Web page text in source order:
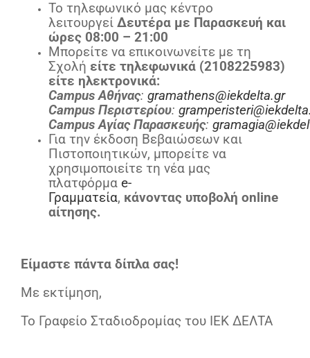
Το τηλεφωνικό μας κέντρο
λειτουργεί Δευτέρα με Παρασκευή και
ώρες 08:00 – 21:00
Μπορείτε να επικοινωνείτε με τη
Σχολή είτε τηλεφωνικά (2108225983)
είτε ηλεκτρονικά:
Campus Αθήνας: gramathens@iekdelta.gr
Campus Περιστερίου:
CampusΑγίας Παρασκευής:
Για την έκδοση Βεβαιώσεων και
Πιστοποιητικών, μπορείτε να
χρησιμοποιείτε τη νέα μας
πλατφόρμα e-
Γραμματεία, κάνοντας υποβολή online
αίτησης.
Είμαστε πάντα δίπλα σας!
Με εκτίμηση,
Το Γραφείο Σταδιοδρομίας του ΙΕΚ ΔΕΛΤΑ